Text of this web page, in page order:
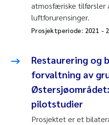
atmosfæriske tilførsler
luftforurensinger.
Prosjektperiode: 2021 -
Restaurering
forvaltning av
pilotstudier
Prosjektet er et